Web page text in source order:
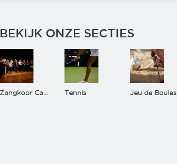
BEKIJK ONZE SECTIES
Zangkoor CantaTu Tennis Jeu de Boules